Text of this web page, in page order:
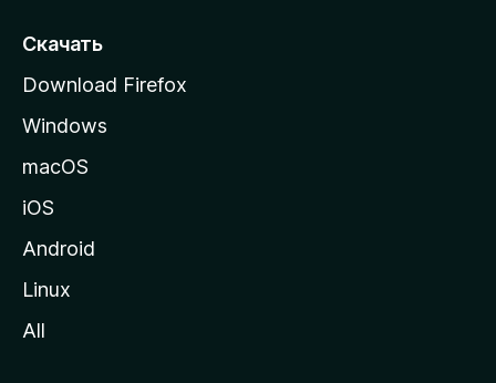
т
а
н
у
M
i
Скачать
Download Firefox
Windows
macOS
iOS
Android
Linux
All